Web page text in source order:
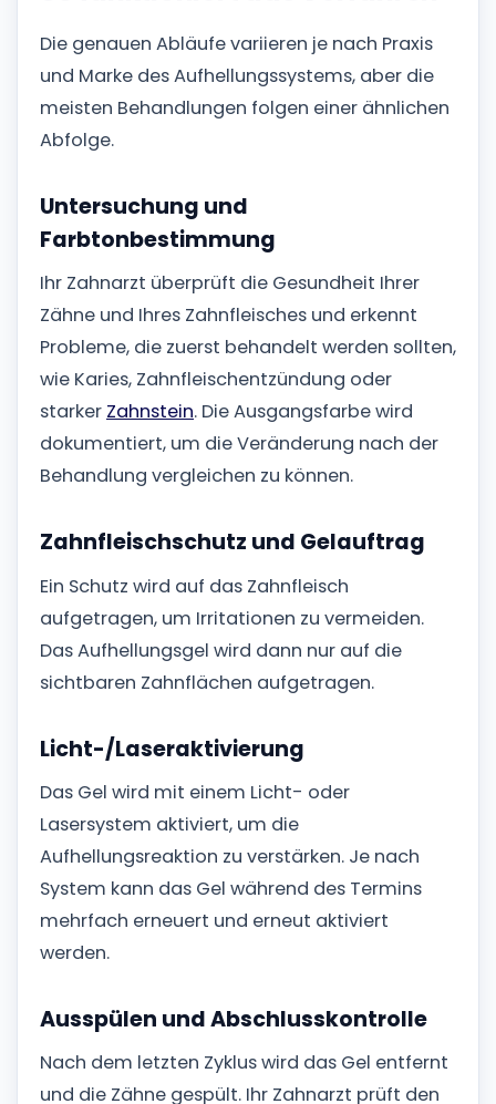
Die genauen Abläufe variieren je nach Praxis
und Marke des Aufhellungssystems, aber die
meisten Behandlungen folgen einer ähnlichen
Abfolge.
Untersuchung und
Farbtonbestimmung
Ihr Zahnarzt überprüft die Gesundheit Ihrer
Zähne und Ihres Zahnfleisches und erkennt
Probleme, die zuerst behandelt werden sollten,
wie Karies, Zahnfleischentzündung oder
starker Zahnstein. Die Ausgangsfarbe wird
dokumentiert, um die Veränderung nach der
Behandlung vergleichen zu können.
Zahnfleischschutz und Gelauftrag
Ein Schutz wird auf das Zahnfleisch
aufgetragen, um Irritationen zu vermeiden.
Das Aufhellungsgel wird dann nur auf die
sichtbaren Zahnflächen aufgetragen.
Licht-/Laseraktivierung
Das Gel wird mit einem Licht- oder
Lasersystem aktiviert, um die
Aufhellungsreaktion zu verstärken. Je nach
System kann das Gel während des Termins
mehrfach erneuert und erneut aktiviert
werden.
Ausspülen und Abschlusskontrolle
Nach dem letzten Zyklus wird das Gel entfernt
und die Zähne gespült. Ihr Zahnarzt prüft den